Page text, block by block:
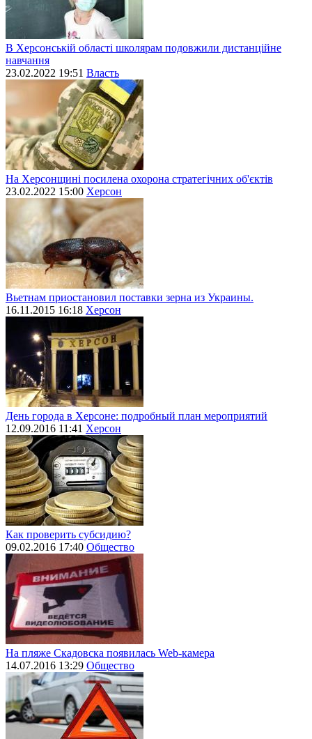
В Херсонській області школярам подовжили дистанційне
навчання
23.02.2022 19:51 Власть
На Херсонщині посилена охорона стратегічних об'єктів
23.02.2022 15:00 Херсон
Вьетнам приостановил поставки зерна из Украины.
16.11.2015 16:18 Херсон
День города в Херсоне: подробный план мероприятий
12.09.2016 11:41 Херсон
Как проверить субсидию?
09.02.2016 17:40 Общество
На пляже Скадовска появилась Web-камера
14.07.2016 13:29 Общество